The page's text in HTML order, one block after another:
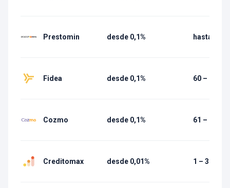
Prestomin desde 0,1% hasta 90
Fidea desde 0,1% 60 – 1 080
Cozmo desde 0,1% 61 – 91
Creditomax desde 0,01% 1 – 365